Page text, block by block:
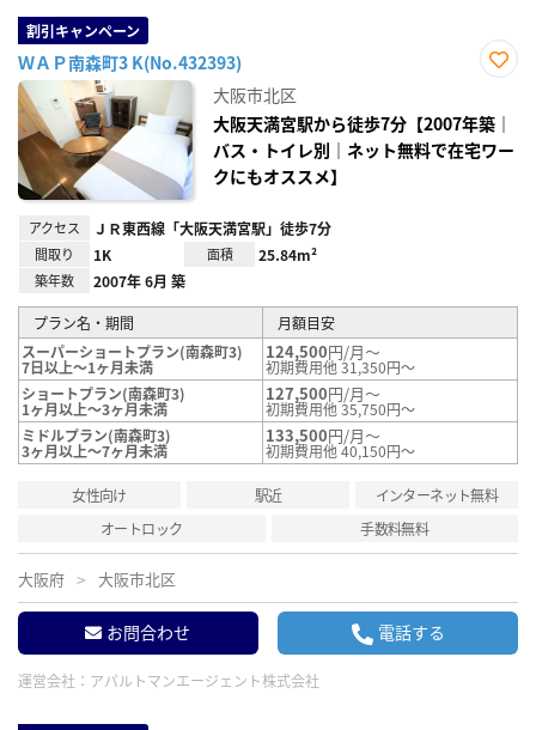
割引キャンペーン
ＷＡＰ南森町3 K(No.432393)
り登
録
大阪市北区
大阪天満宮駅から徒歩7分【2007年築｜
バス・トイレ別｜ネット無料で在宅ワー
クにもオススメ】
アクセス ＪＲ東西線「大阪天満宮駅」徒歩7分
間取り 1K 面積 25.84m²
築年数 2007年 6月 築
プラン名・期間
月額目安
スーパーショートプラン(南森町3)
7日以上～1ヶ月未満
124,500円/月～
初期費用他 31,350円～
ショートプラン(南森町3)
1ヶ月以上～3ヶ月未満
127,500円/月～
初期費用他 35,750円～
ミドルプラン(南森町3)
3ヶ月以上～7ヶ月未満
133,500円/月～
初期費用他 40,150円～
女性向け 駅近
インターネット無料
オートロック
手数料無料
大阪府 大阪市北区
お問合わせ 電話する
運営会社： アパルトマンエージェント株式会社